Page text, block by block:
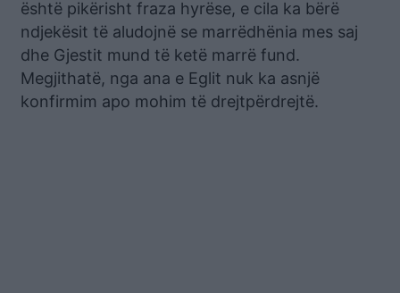
është pikërisht fraza hyrëse, e cila ka bërë
ndjekësit të aludojnë se marrëdhënia mes saj
dhe Gjestit mund të ketë marrë fund.
Megjithatë, nga ana e Eglit nuk ka asnjë
konfirmim apo mohim të drejtpërdrejtë.